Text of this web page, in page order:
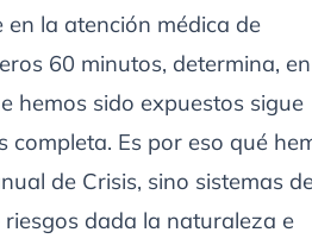
en la atención médica de
60 minutos, determina,
hemos sido expuestos sigue
completa. Es por eso qué
de Crisis, sino sistemas
dada la naturaleza e